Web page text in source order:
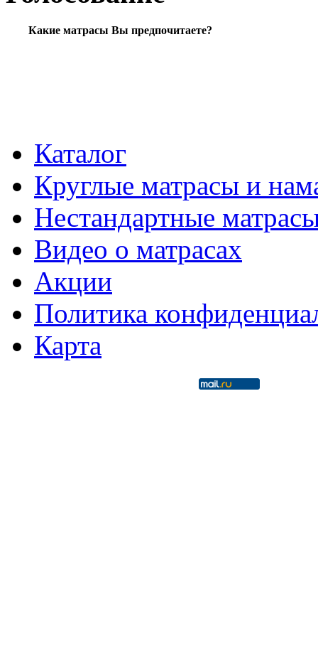
Какие матрасы Вы предпочитаете?
Каталог
Круглые матрасы и
Нестандартные
Видео о матрасах
Акции
Политика
Карта